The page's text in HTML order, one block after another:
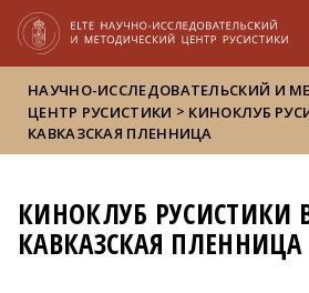
НАУЧНО-ИССЛЕДОВАТЕЛЬСКИЙ И
ЦЕНТР РУСИСТИКИ > КИНОКЛУБ
КАВКАЗСКАЯ ПЛЕННИЦА
КИНОКЛУБ РУСИСТИКИ
КАВКАЗСКАЯ ПЛЕННИЦА